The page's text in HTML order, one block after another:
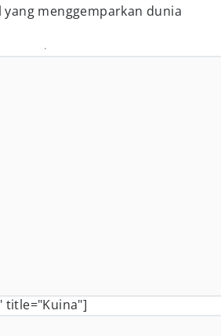
yang menggemparkan dunia
title="Kuina"]